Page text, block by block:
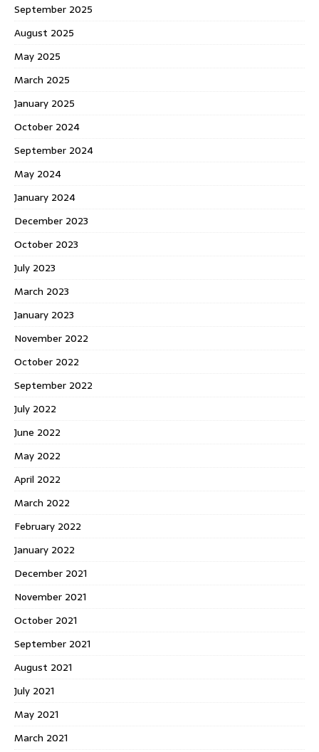
September 2025
August 2025
May 2025
March 2025
January 2025
October 2024
September 2024
May 2024
January 2024
December 2023
October 2023
July 2023
March 2023
January 2023
November 2022
October 2022
September 2022
July 2022
June 2022
May 2022
April 2022
March 2022
February 2022
January 2022
December 2021
November 2021
October 2021
September 2021
August 2021
July 2021
May 2021
March 2021